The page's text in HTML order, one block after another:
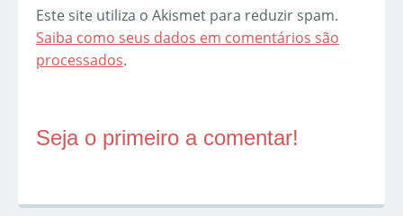
Este site utiliza o Akismet para reduzir spam.
Saiba como seus dados em comentários são
processados.
Seja o primeiro a comentar!